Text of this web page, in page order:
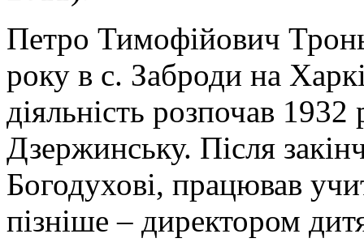
Петро Тимофійович
року в с. Заброди на
діяльність розпочав
Дзержинську. Після
Богодухові, працював
пізніше – директором